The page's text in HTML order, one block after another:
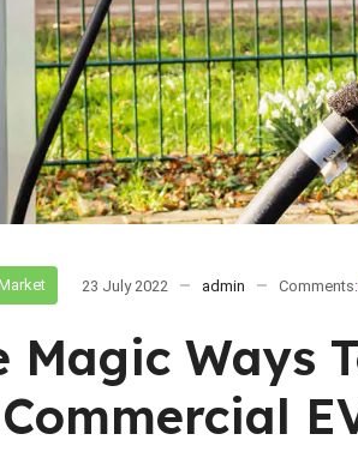
23 July 2022 admin Comments:
Magic Ways